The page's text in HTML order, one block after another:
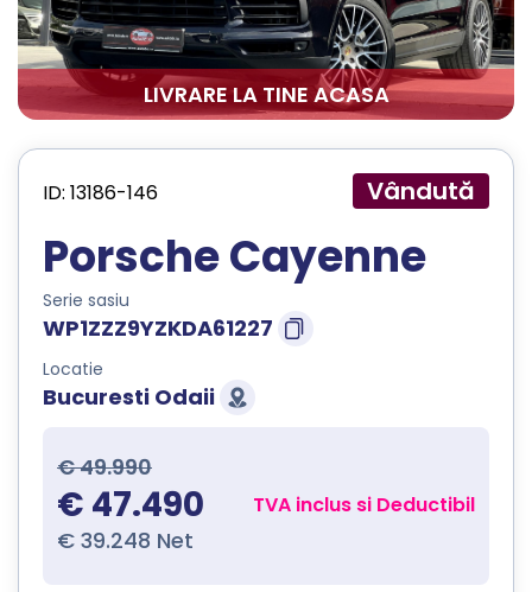
LIVRARE LA TINE ACASA
ID: 13186-146 Vândută
Porsche Cayenne
Serie sasiu
WP1ZZZ9YZKDA61227
Locatie
Bucuresti Odaii
€ 49.990
€ 47.490
€ 39.248 Net
TVA inclus si Deductibil